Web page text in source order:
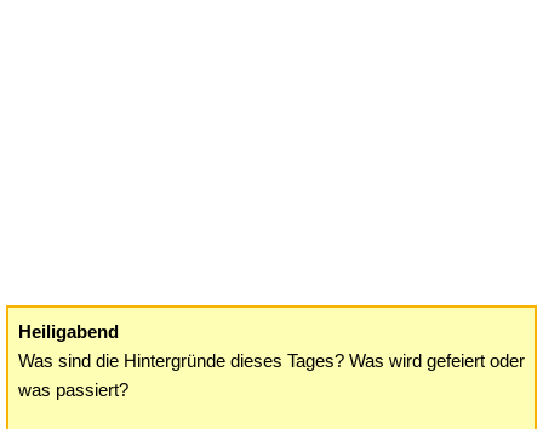
Heiligabend
Was sind die Hintergründe dieses Tages? Was wird gefeiert oder
was passiert?